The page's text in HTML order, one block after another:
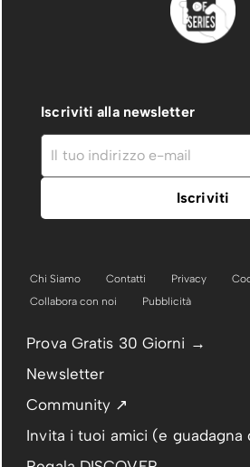
Iscriviti alla newsletter
Chi Siamo Contatti Privacy
Collabora con noi
Pubblicità
Prova Gratis 30 Giorni →
Newsletter
Community ↗
Invita i tuoi amici (e guadagna